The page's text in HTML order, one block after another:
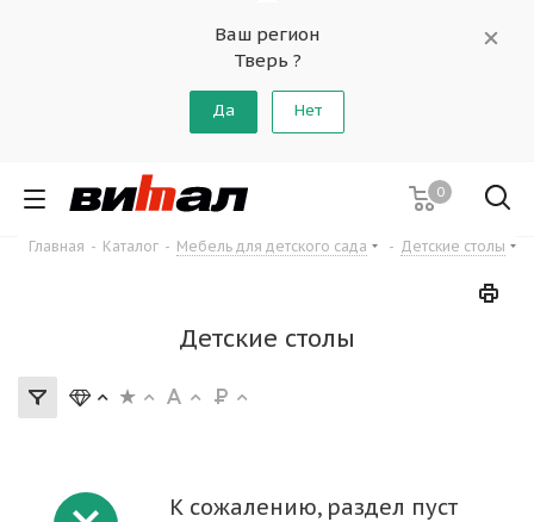
Ваш регион
Тверь ?
Да Нет
0
Главная - Каталог - Мебель для детского сада - Детские столы
Детские столы
К сожалению, раздел пуст